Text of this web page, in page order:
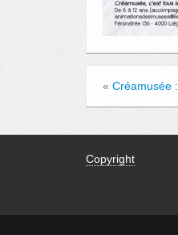
« Créamusée
Copyright